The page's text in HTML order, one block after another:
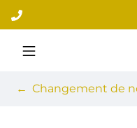
Aller
au
contenu
Changement de